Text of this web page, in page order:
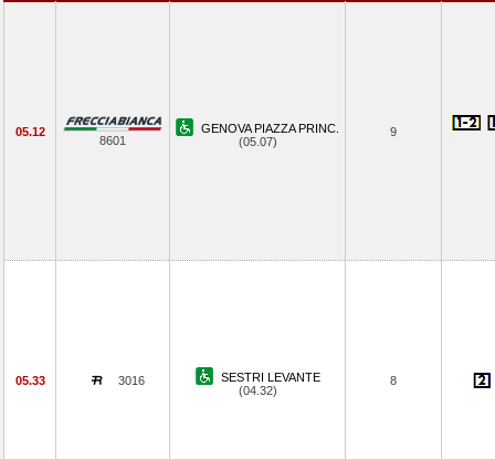
05.12
8601
GENOVA PIAZZA PRINC.
(05.07)
9
05.33 3016
SESTRI LEVANTE
(04.32)
8